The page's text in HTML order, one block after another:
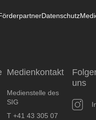
Datenschutz
Medienkontakt
Medienstelle des
SIG
T +41 43 305 07
uns